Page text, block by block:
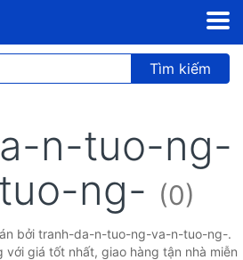
Tìm kiếm
n-tuo-ng-
ng- (0)
bởi tranh-da-n-tuo-ng-va-n-tuo-ng-.
với giá tốt nhất, giao hàng tận nhà miễn